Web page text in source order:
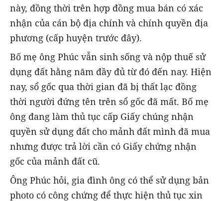
này, đồng thời trên hợp đồng mua bán có xác
nhận của cán bộ địa chính và chính quyền địa
phương (cấp huyện trước đây).
Bố mẹ ông Phúc vẫn sinh sống và nộp thuế sử
dụng đất hằng năm đầy đủ từ đó đến nay. Hiện
nay, sổ gốc qua thời gian đã bị thất lạc đồng
thời người đứng tên trên sổ gốc đã mất. Bố mẹ
ông đang làm thủ tục cấp Giấy chúng nhận
quyền sử dụng đất cho mảnh đất mình đã mua
nhưng được trả lời cần có Giấy chứng nhận
gốc của mảnh đất cũ.
Ông Phúc hỏi, gia đình ông có thể sử dụng bản
photo có công chứng để thực hiện thủ tục xin